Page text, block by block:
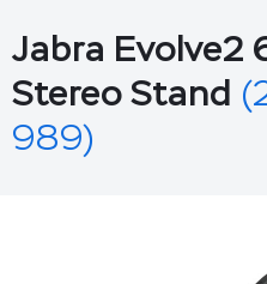
Jabra Evolve2
Stereo Stand
989)